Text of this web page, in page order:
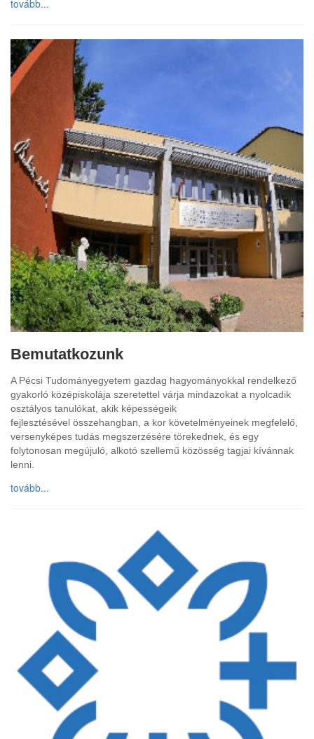
tovább...
Bemutatkozunk
A Pécsi Tudományegyetem gazdag hagyományokkal rendelkező
gyakorló középiskolája szeretettel várja mindazokat a nyolcadik
osztályos tanulókat, akik képességeik
fejlesztésével összehangban, a kor követelményeinek megfelelő,
versenyképes tudás megszerzésére törekednek, és egy
folytonosan megújuló, alkotó szellemű közösség tagjai kívánnak
lenni.
tovább...